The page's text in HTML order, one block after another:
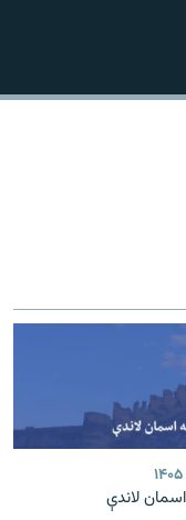
لاندې